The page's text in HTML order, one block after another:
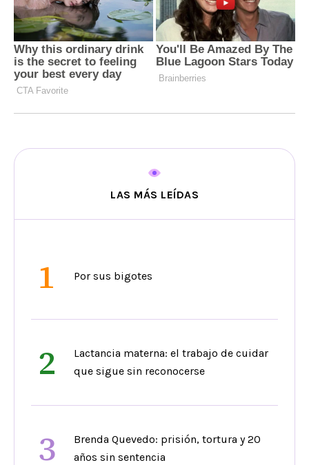
LAS MÁS LEÍDAS
1 Por sus bigotes
2
Lactancia materna: el trabajo de cuidar
que sigue sin reconocerse
3
Brenda Quevedo: prisión, tortura y 20
años sin sentencia